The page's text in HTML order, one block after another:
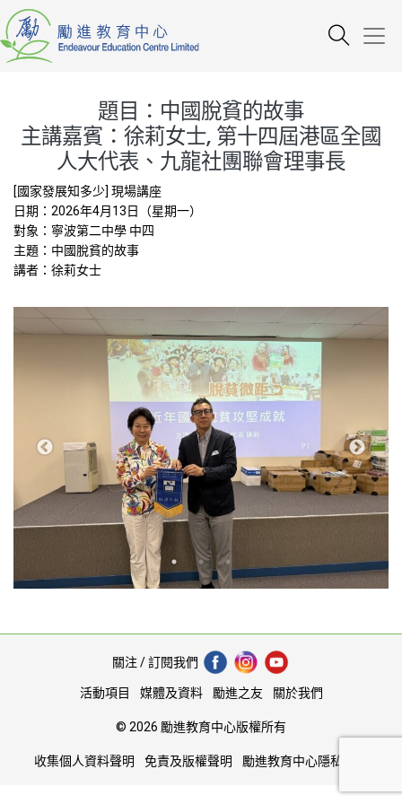
題目：中國脫貧的故事
主講嘉賓：徐莉女士, 第十四屆港區全國
人大代表、九龍社團聯會理事長
[國家發展知多少] 現場講座
日期：2026年4月13日（星期一）
對象：寧波第二中學 中四
主題：中國脫貧的故事
講者：徐莉女士
關注 / 訂閱我們
活動項目 媒體及資料 勵進之友 關於我們
© 2026 勵進教育中心版權所有
收集個人資料聲明 免責及版權聲明 勵進教育中心隱私協議